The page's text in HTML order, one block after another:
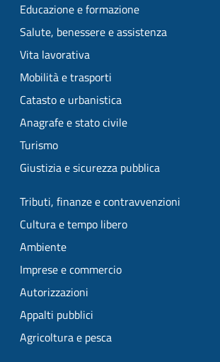
Educazione e formazione
Salute, benessere e assistenza
Vita lavorativa
Mobilità e trasporti
Catasto e urbanistica
Anagrafe e stato civile
Turismo
Giustizia e sicurezza pubblica
Tributi, finanze e contravvenzioni
Cultura e tempo libero
Ambiente
Imprese e commercio
Autorizzazioni
Appalti pubblici
Agricoltura e pesca